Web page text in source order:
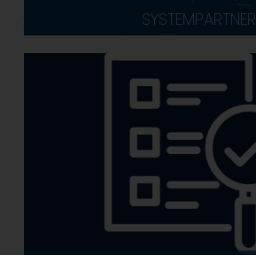
SYSTEMPARTNER